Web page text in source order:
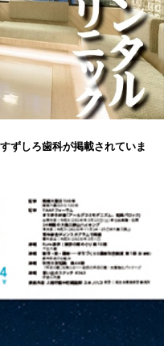
ずしろ歯科が掲載されていま